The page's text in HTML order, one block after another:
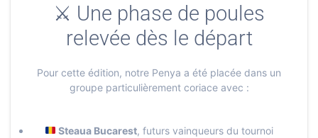
⚔ Une phase de poules
relevée dès le départ
Pour cette édition, notre Penya a été placée dans un
groupe particulièrement coriace avec :
Steaua Bucarest, futurs vainqueurs du tournoi